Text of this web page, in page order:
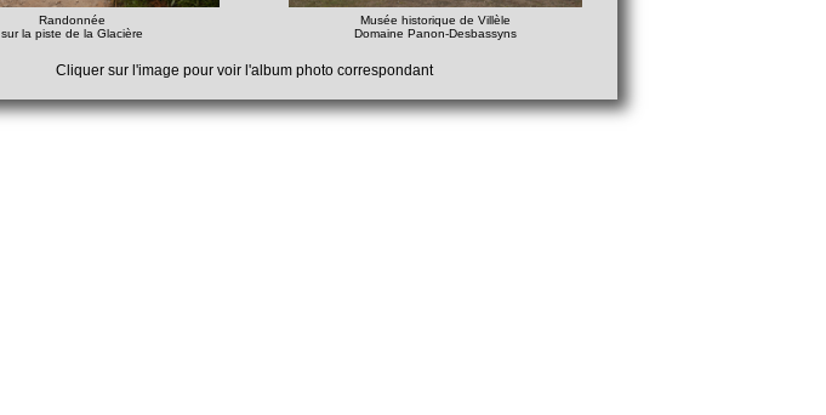
Randonnée
sur la piste de la Glacière
Musée historique de Villèle
Domaine Panon-Desbassyns
Cliquer sur l'image pour voir l'album photo correspondant